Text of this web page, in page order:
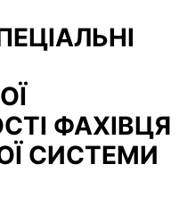
ФАХІВЦЯ
СИСТЕМИ